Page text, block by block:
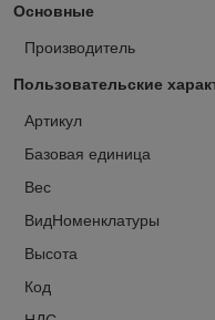
Основные
Производитель
Пользовательские
Артикул
Базовая единица
Вес
ВидНоменклатуры
Высота
Код